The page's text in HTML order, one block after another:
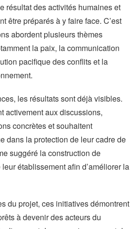
résultat des activités humaines et
être préparés à y faire face. C’est
abordent plusieurs thèmes
la paix, la communication
pacifique des conflits et la
les résultats sont déjà visibles.
activement aux discussions,
concrètes et souhaitent
dans la protection de leur cadre de
suggéré la construction de
établissement afin d’améliorer la
du projet, ces initiatives démontrent
à devenir des acteurs du